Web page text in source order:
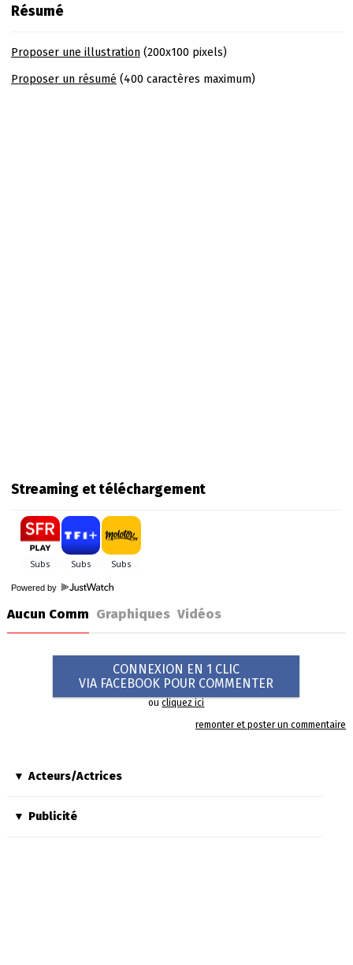
Résumé
Proposer une illustration(200x100 pixels)
Proposer un résumé (400 caractères maximum)
Streaming et téléchargement
Powered by
Aucun Comm Graphiques Vidéos
CONNEXION EN 1 CLIC
VIA FACEBOOK POUR COMMENTER
oucliquez ici
remonter et poster un commentaire
Acteurs/Actrices
Publicité